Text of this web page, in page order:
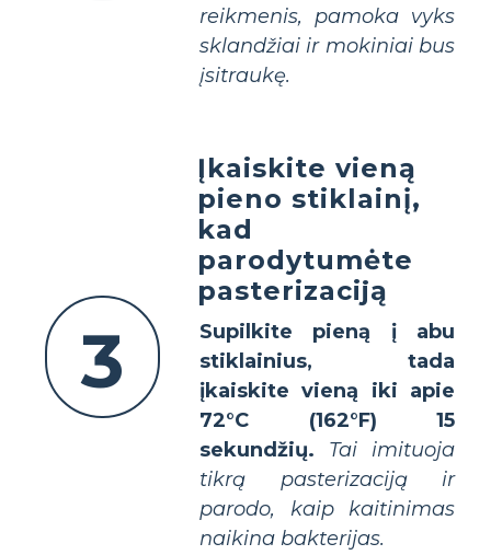
reikmenis, pamoka vyks
sklandžiai ir mokiniai bus
įsitraukę.
3
Įkaiskite vieną
pieno stiklainį,
kad
parodytumėte
pasterizaciją
Supilkite pieną į abu
stiklainius, tada
įkaiskite vieną iki apie
72°C (162°F) 15
sekundžių.
Tai imituoja
tikrą pasterizaciją ir
parodo, kaip kaitinimas
naikina bakterijas.